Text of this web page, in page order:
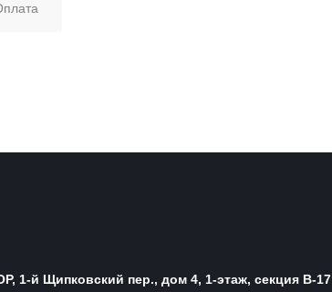
1-й Щипковский пер., дом 4, 1-этаж, секция B-17